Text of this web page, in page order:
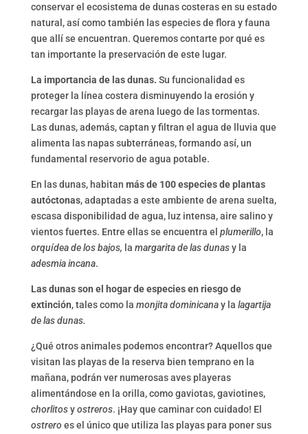
conservar el ecosistema de dunas costeras en su estado
natural, así como también las especies de flora y fauna
que allí se encuentran. Queremos contarte por qué es
tan importante la preservación de este lugar.
La importancia de las dunas. Su funcionalidad es
proteger la línea costera disminuyendo la erosión y
recargar las playas de arena luego de las tormentas.
Las dunas, además, captan y filtran el agua de lluvia que
alimenta las napas subterráneas, formando así, un
fundamental reservorio de agua potable.
En las dunas, habitan más de 100 especies de plantas
autóctonas, adaptadas a este ambiente de arena suelta,
escasa disponibilidad de agua, luz intensa, aire salino y
vientos fuertes. Entre ellas se encuentra el plumerillo, la
orquídea de los bajos, la margarita de las dunasy la
adesmia incana.
Las dunas son el hogar de especies en riesgo de
extinción, tales como la monjita dominicanay la lagartija
de las dunas.
¿Qué otros animales podemos encontrar? Aquellos que
visitan las playas de la reserva bien temprano en la
mañana, podrán ver numerosas aves playeras
alimentándose en la orilla, como gaviotas, gaviotines,
chorlitosyostreros. ¡Hay que caminar con cuidado! El
ostrero es el único que utiliza las playas para poner sus